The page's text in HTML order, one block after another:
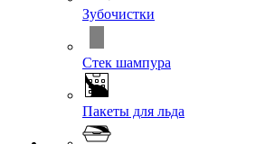
Зубочистки
Стек шампура
Пакеты для льда